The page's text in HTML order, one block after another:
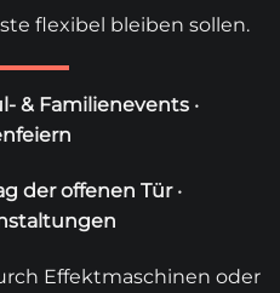
flexibel bleiben sollen.
& Familienevents•
der offenen Tür•
Effektmaschinen oder